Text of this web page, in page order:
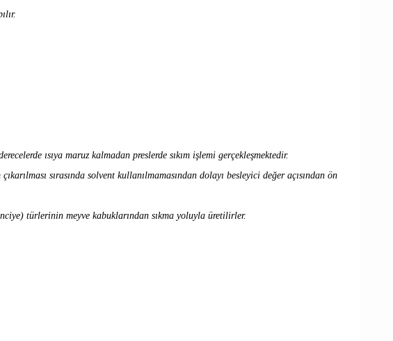
ısıya maruz kalmadan preslerde sıkım işlemi gerçekleşmektedir.
sırasında solvent kullanılmamasından dolayı besleyici değer açısından ön
türlerinin meyve kabuklarından sıkma yoluyla üretilirler.